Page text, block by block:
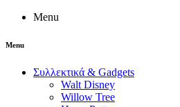
Menu
Menu
Συλλεκτικά & Gadgets
Walt Disney
Willow Tree